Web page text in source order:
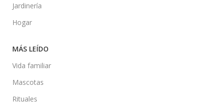
Jardinería
Hogar
MÁS LEÍDO
Vida familiar
Mascotas
Rituales